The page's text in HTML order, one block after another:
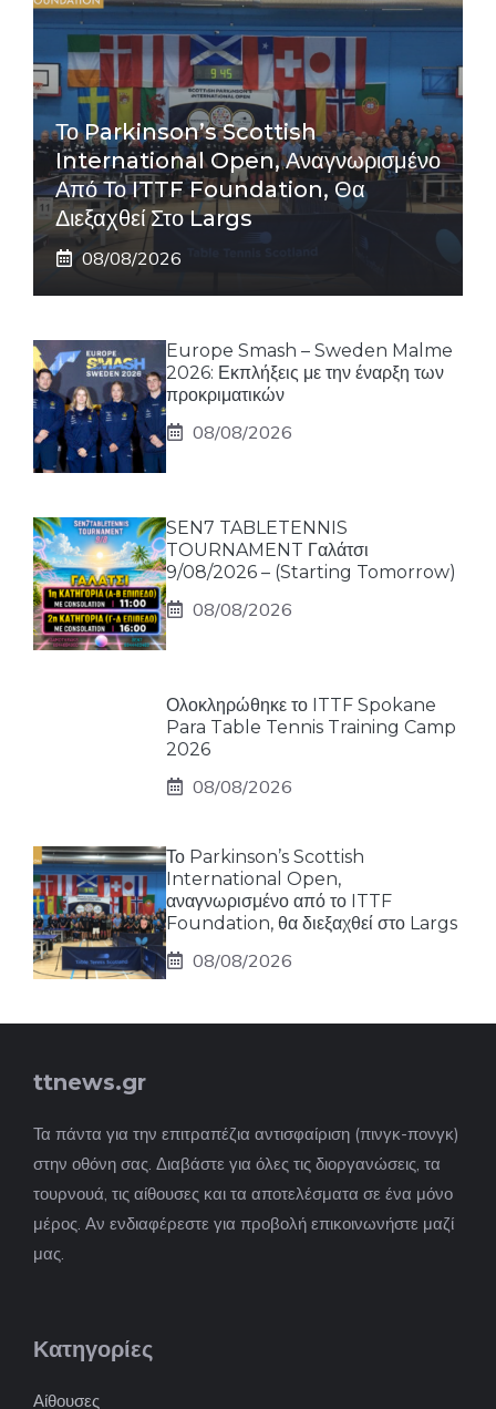
Το Parkinson’s Scottish
International Open, Αναγνωρισμένο
Από Το ITTF Foundation, Θα
Διεξαχθεί Στο Largs
08/08/2026
Europe Smash – Sweden Malme
2026: Εκπλήξεις με την έναρξη των
προκριματικών
08/08/2026
SEN7 TABLETENNIS
TOURNAMENT Γαλάτσι
9/08/2026 – (Starting Tomorrow)
08/08/2026
Ολοκληρώθηκε το ITTF Spokane
Para Table Tennis Training Camp
2026
08/08/2026
Το Parkinson’s Scottish
International Open,
αναγνωρισμένο από το ITTF
Foundation, θα διεξαχθεί στο Largs
08/08/2026
ttnews.gr
Τα πάντα για την επιτραπέζια αντισφαίριση (πινγκ-πονγκ)
στην οθόνη σας. Διαβάστε για όλες τις διοργανώσεις, τα
τουρνουά, τις αίθουσες και τα αποτελέσματα σε ένα μόνο
μέρος. Αν ενδιαφέρεστε για προβολή επικοινωνήστε μαζί
μας.
Κατηγορίες
Αίθουσες